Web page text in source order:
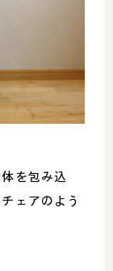
を包み込
ェアのよう